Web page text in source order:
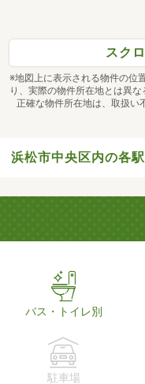
スク
※地図上に表示される物件の位
り、実際の物件所在地とは異な
正確な物件所在地は、取扱い
浜松市中央区内の各
バス・トイレ別
駐車場